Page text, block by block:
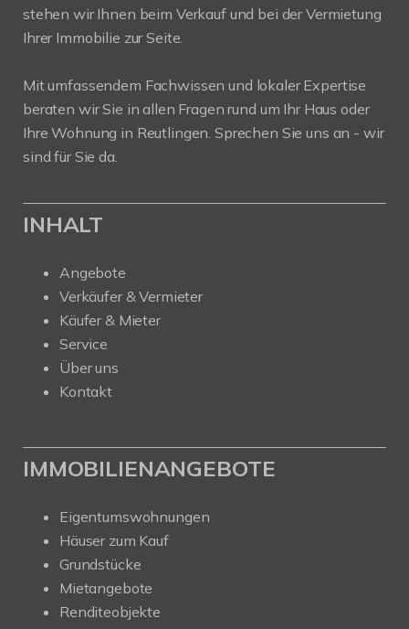
stehen wir Ihnen beim Verkauf und bei der Vermietung
Ihrer Immobilie zur Seite.
Mit umfassendem Fachwissen und lokaler Expertise
beraten wir Sie in allen Fragen rund um Ihr Haus oder
Ihre Wohnung in Reutlingen. Sprechen Sie uns an - wir
sind für Sie da.
INHALT
Angebote
Verkäufer & Vermieter
Käufer & Mieter
Service
Über uns
Kontakt
IMMOBILIENANGEBOTE
Eigentumswohnungen
Häuser zum Kauf
Grundstücke
Mietangebote
Renditeobjekte